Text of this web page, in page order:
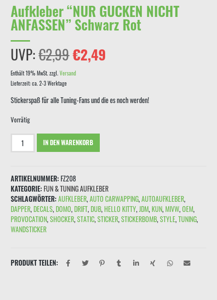
Aufkleber “NUR GUCKEN NICHT
ANFASSEN” Schwarz Rot
UVP:€2,99Ursprünglicher
Preis
war:
€2,49
ist:
Enthält 19% MwSt. zzgl.Versand
Lieferzeit: ca. 2-3 Werktage
Stickerspaß für alle Tuning-Fans und die es noch werden!
Vorrätig
Aufkleber
"NUR
ANFASSEN"
Schwarz
Rot
Menge
IN DEN WARENKORB
ARTIKELNUMMER: FZ208
KATEGORIE: FUN & TUNING AUFKLEBER
SCHLAGWÖRTER: AUFKLEBER,AUTO CARWAPPING,AUTOAUFKLEBER,
DAPPER, DECALS, DOMO, DRIFT, DUB, HELLO KITTY,JDM, KUN, MIVW,OEM,
PROVOCATION,SHOCKER,STATIC,STICKER,STICKERBOMB,STYLE,TUNING,
WANDSTICKER
PRODUKT TEILEN: